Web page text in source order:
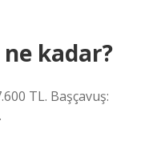
kadar?
TL. Başçavuş: